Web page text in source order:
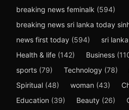
breaking news feminalk (594)
breaking news sri lanka today
news first today (594) sri
Health & life (142) Business
sports (79) Technology (78)
Spiritual (48) woman (43)
Education (39) Beauty (26)